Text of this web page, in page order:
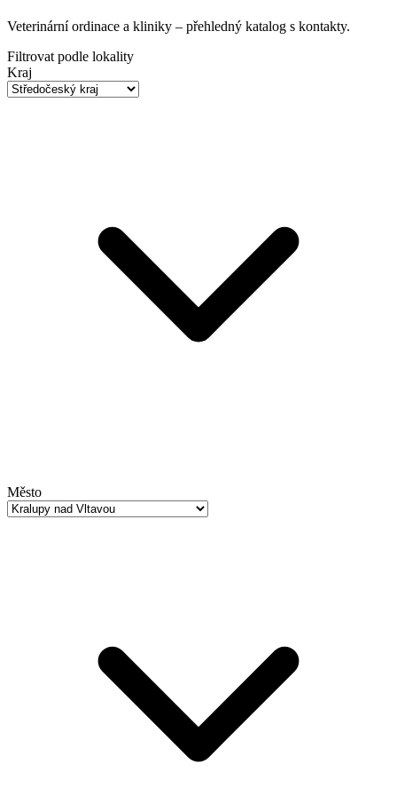
Veterinární ordinace a kliniky – přehledný katalog s kontakty.
Filtrovat podle lokality
Kraj
Město